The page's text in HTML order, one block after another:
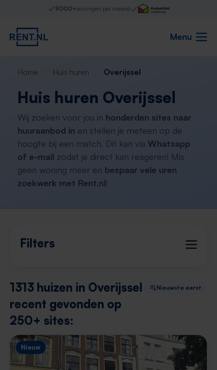
9000+woningen per maand
Menu
Home Huis huren Overijssel
Huis huren Overijssel
Wij zoeken voor jou in honderden sites naar
huuraanbod in en stellen je meteen op de
hoogte bij een match. Dit kan via Whatsapp
of e-mail zodat je direct kan reageren! Mis
geen woning meer en bespaar vele uren
zoekwerk met Rent.nl!
Filters
1313 huizen in Overijssel
recent gevonden op
250+ sites:
Nieuwste eerst
Nieuw